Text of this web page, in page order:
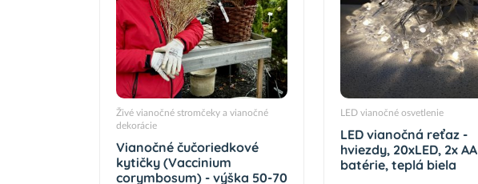
Živé vianočné stromčeky a vianočné
dekorácie
Vianočné čučoriedkové
kytičky (Vaccinium
corymbosum) - výška 50-70
LED vianočné osvetlenie
LED vianočná reťaz -
hviezdy, 20xLED, 2x AA
batérie, teplá biela